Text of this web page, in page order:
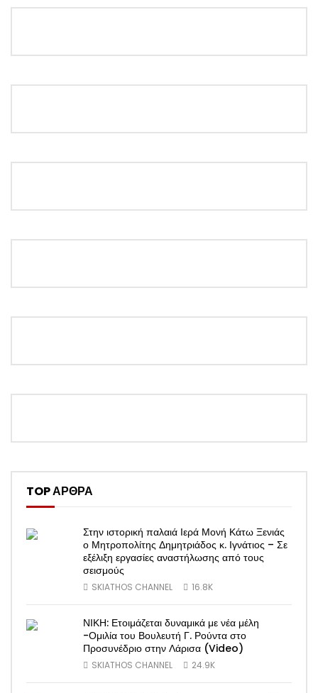
TOP ΑΡΘΡΑ
Στην ιστορική παλαιά Ιερά Μονή Κάτω Ξενιάς
ο Μητροπολίτης Δημητριάδος κ. Ιγνάτιος – Σε
εξέλιξη εργασίες αναστήλωσης από τους
σεισμούς
SKIATHOS CHANNEL 16.8K
ΝΙΚΗ: Ετοιμάζεται δυναμικά με νέα μέλη
-Ομιλία του Βουλευτή Γ. Ρούντα στο
Προσυνέδριο στην Λάρισα (Video)
SKIATHOS CHANNEL 24.9K